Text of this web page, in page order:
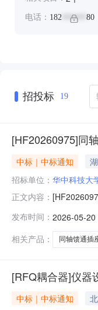
电话： 182 ****** 80
招投标 19
[HF20260975]同
中标｜中标通知
招标单位： 华中科技大
正文内容：
价(元)小计(
发布时间： 2026-05-20
相关产品：
同轴馈通插
[RFQ耦合器]仪器
中标｜中标通知